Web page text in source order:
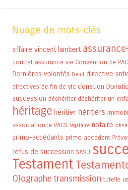
Nuage de mots-clés
affaire vincent lambert
contrat assurance vie Convention de
Dernières volontés Deuil directive
directives de fin de vie donation
succession déshériter déshériter un
héritage héritier héritiers
association le PACS légataire notaire
primo-accédants primo accedant
refus de succession SASU
Testament
Olographetransmission tutelle